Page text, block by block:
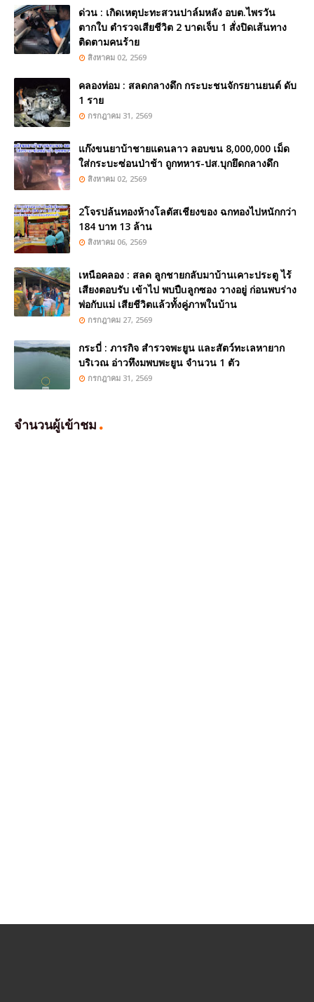
ด่วน : เกิดเหตุปะทะสวนปาล์มหลัง อบต.ไพรวัน
ตากใบ ตำรวจเสียชีวิต 2 บาดเจ็บ 1 สั่งปิดเส้นทาง
ติดตามคนร้าย
สิงหาคม 02, 2569
คลองท่อม : สลดกลางดึก กระบะชนจักรยานยนต์ ดับ
1 ราย
กรกฎาคม 31, 2569
แก๊งขนยาบ้าชายแดนลาว ลอบขน 8,000,000 เม็ด
ใส่กระบะซ่อนป่าช้า ถูกทหาร-ปส.บุกยึดกลางดึก
สิงหาคม 02, 2569
2โจรปล้นทองห้างโลตัสเชียงของ ฉกทองไปหนักกว่า
184 บาท 13 ล้าน
สิงหาคม 06, 2569
เหนือคลอง : สลด ลูกชายกลับมาบ้านเคาะประตู ไร้
เสียงตอบรับ เข้าไป พบปืuลูกซอง วางอยู่ ก่อนพบร่าง
พ่อกับแม่ เสียชีวิตแล้วทั้งคู่ภาพในบ้าน
กรกฎาคม 27, 2569
กระบี่ : ภารกิจ สำรวจพะยูน และสัตว์ทะเลหายาก
บริเวณ อ่าวทึงมพบพะยูน จำนวน 1 ตัว
กรกฎาคม 31, 2569
จำนวนผู้เข้าชม